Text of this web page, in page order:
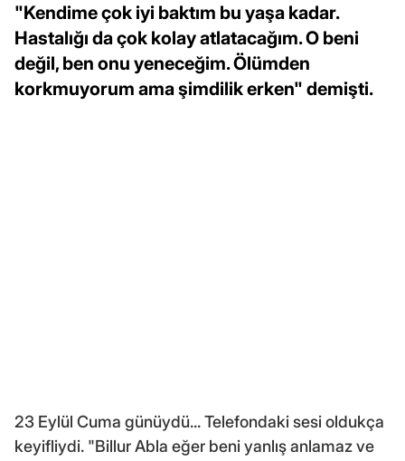
"Kendime çok iyi baktım bu yaşa kadar.
Hastalığı da çok kolay atlatacağım. O beni
değil, ben onu yeneceğim. Ölümden
korkmuyorum ama şimdilik erken" demişti.
23 Eylül Cuma günüydü... Telefondaki sesi oldukça
keyifliydi. "Billur Abla eğer beni yanlış anlamaz ve